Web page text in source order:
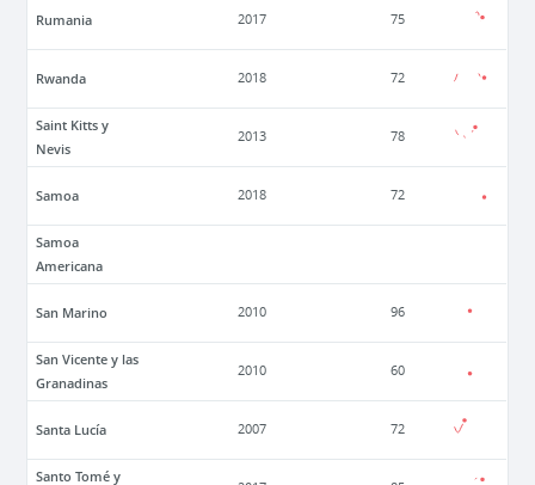
Rumania 2017 75
Rwanda 2018 72
Saint Kitts y
Nevis
2013 78
Samoa 2018 72
Samoa
Americana
San Marino 2010 96
San Vicente y las
Granadinas
2010 60
Santa Lucía 2007 72
Santo Tomé y